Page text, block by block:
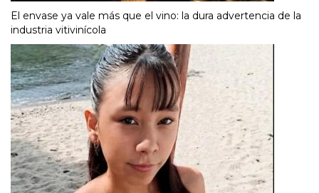
El envase ya vale más que el vino: la dura advertencia de la
industria vitivinícola